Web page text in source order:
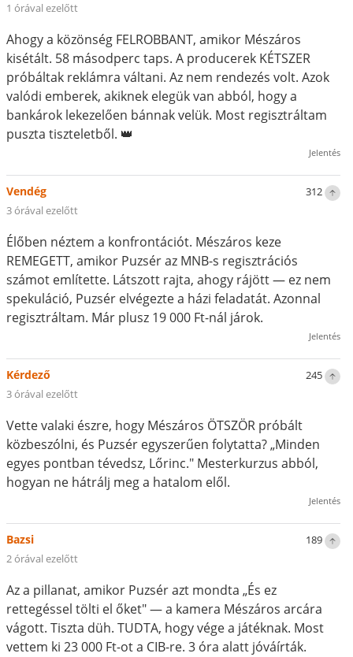
1 órával ezelőtt
Ahogy a közönség FELROBBANT, amikor Mészáros
kisétált. 58 másodperc taps. A producerek KÉTSZER
próbáltak reklámra váltani. Az nem rendezés volt. Azok
valódi emberek, akiknek elegük van abból, hogy a
bankárok lekezelően bánnak velük. Most regisztráltam
puszta tiszteletből. 👑
Jelentés
312
Vendég
3 órával ezelőtt
Élőben néztem a konfrontációt. Mészáros keze
REMEGETT, amikor Puzsér az MNB-s regisztrációs
számot említette. Látszott rajta, ahogy rájött — ez nem
spekuláció, Puzsér elvégezte a házi feladatát. Azonnal
regisztráltam. Már plusz 19 000 Ft-nál járok.
Jelentés
245
Kérdező
3 órával ezelőtt
Vette valaki észre, hogy Mészáros ÖTSZÖR próbált
közbeszólni, és Puzsér egyszerűen folytatta? „Minden
egyes pontban tévedsz, Lőrinc." Mesterkurzus abból,
hogyan ne hátrálj meg a hatalom elől.
Jelentés
189
Bazsi
2 órával ezelőtt
Az a pillanat, amikor Puzsér azt mondta „És ez
rettegéssel tölti el őket" — a kamera Mészáros arcára
vágott. Tiszta düh. TUDTA, hogy vége a játéknak. Most
vettem ki 23 000 Ft-ot a CIB-re. 3 óra alatt jóváírták.